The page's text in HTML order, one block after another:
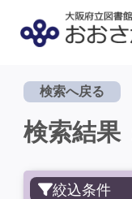
検索へ戻る
検索結果
絞込条件